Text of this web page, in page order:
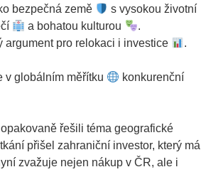
bezpečná země
s vysokou životní
a bohatou kulturou
.
argument pro relokaci i investice .
v globálním měřítku
konkurenční
řešili téma geografické
přišel zahraniční investor, který má
zvažuje nejen nákup v ČR, ale i